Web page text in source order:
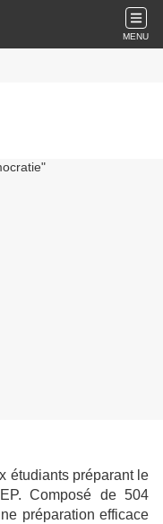
MENU
étudiants préparant le
Composé de 504
préparation efficace